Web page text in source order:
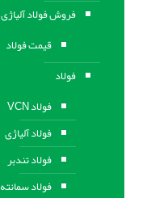
فروش فولاد آلیاژی
قیمت فولاد
فولاد
فولاد VCN
فولاد آلیاژی
فولاد تندبر
فولاد سمانته